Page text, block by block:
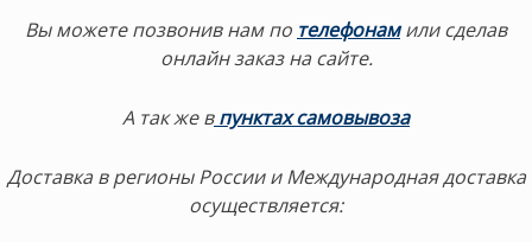
Вы можете позвонив нам по телефонамили сделав
онлайн заказ на сайте.
А так же в пунктах самовывоза
Доставка в регионы России и Международная доставка
осуществляется: